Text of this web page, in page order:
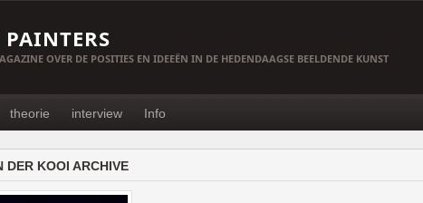
PAINTERS
OVER DE POSITIES EN IDEEËN IN DE HEDENDAAGSE BEELDENDE KUNST
theorie interview Info
DER KOOI ARCHIVE